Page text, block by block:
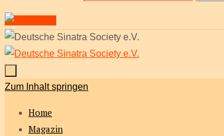
Zum Inhalt springen
Home
Magazin